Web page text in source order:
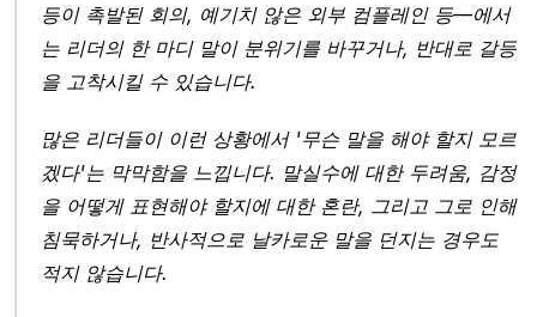
등이 촉발된 회의, 예기치 않은 외부 컴플레인 등—에서
는 리더의 한 마디 말이 분위기를 바꾸거나, 반대로 갈등
을 고착시킬 수 있습니다.
많은 리더들이 이런 상황에서 '무슨 말을 해야 할지 모르
겠다'는 막막함을 느낍니다. 말실수에 대한 두려움, 감정
을 어떻게 표현해야 할지에 대한 혼란, 그리고 그로 인해
침묵하거나, 반사적으로 날카로운 말을 던지는 경우도
적지 않습니다.